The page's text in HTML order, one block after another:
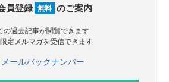
員登録 無料 のご案内
の過去記事が閲覧できます
限定メルマガを受信できます
メールバックナンバー